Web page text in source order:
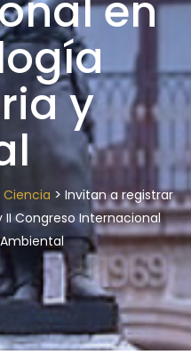
en
y
> Invitan a registrar
II Congreso Internacional